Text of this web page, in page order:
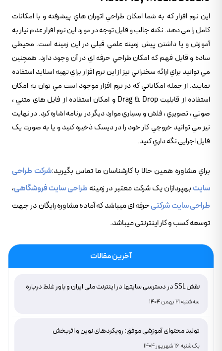
اين نرم افزار که به شما امکان طراحي اتوران هاي پيشرفته و با امکانات
کامل را مي دهد. نکته جالب و قابل توجه در مورد اين نرم افزار عدم نياز به
آموزش و يا داشتن پيش زمينه علمي قبلي در اين زمينه است. محيطي
ساده و قابل فهم که امکان طراحي حرفه اي در آن وجود دارد. همچنين
مي توانيد براي ارائه سخنراني نيز از اين نرم افزار براي تهيه اسلايد استفاده
نماييد. از جمله امکاناتي که در نرم افزار موجود است مي توان به امکان
استفاده از قابليت Drag & Drop و امکان استفاده از فايل هاي متني ،
صوتي ، تصويري ، فلش و بسياري موارد ديگر در برنامه اشاره کرد. در نهايت
نيز مي توانيد خروجي کار خود را در ديسک ذخيره کنيد و يا به صورت يک
فايل اجرايي نگه داري کنيد.
براي مشاوره همين حالا با کارشناسان ما تماس بگيريد:شرکت طراحی
سایت بهپردازان یک شرکت معتبر در زمینه طراحی سایت فروشگاهی،
طراحی سایت شرکتیحرفه ای میباشد که آماده مشاوره رایگان در جهت
توسعه کسب و کار اینترنتی میباشد.
آخرین مقالات
نقش SSL در دسترسی سایتها در اینترنت ملی ایران و باور غلط درباره
سه‌شنبه 21 بهمن 1404
تولید محتوای آموزشی موفق: رویکردهای نوین و اثربخش
یک‌شنبه 16 شهریور 1404